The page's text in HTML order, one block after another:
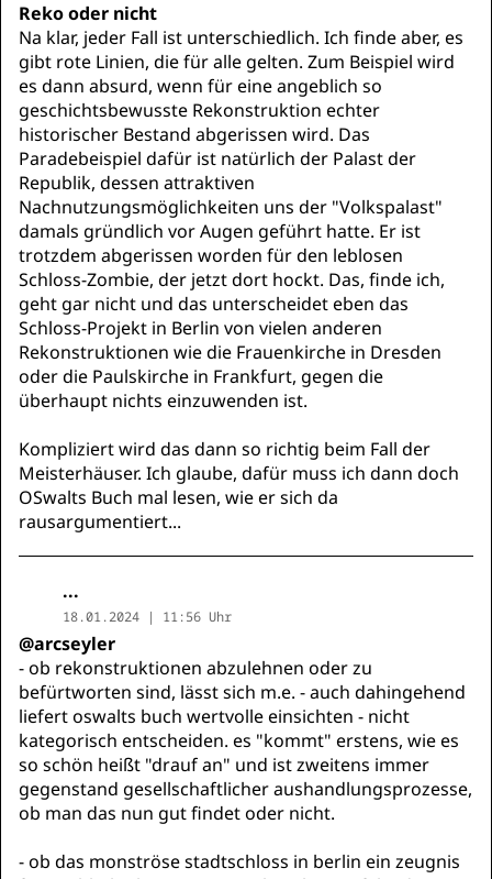
Reko oder nicht
Na klar, jeder Fall ist unterschiedlich. Ich finde aber, es
gibt rote Linien, die für alle gelten. Zum Beispiel wird
es dann absurd, wenn für eine angeblich so
geschichtsbewusste Rekonstruktion echter
historischer Bestand abgerissen wird. Das
Paradebeispiel dafür ist natürlich der Palast der
Republik, dessen attraktiven
Nachnutzungsmöglichkeiten uns der "Volkspalast"
damals gründlich vor Augen geführt hatte. Er ist
trotzdem abgerissen worden für den leblosen
Schloss-Zombie, der jetzt dort hockt. Das, finde ich,
geht gar nicht und das unterscheidet eben das
Schloss-Projekt in Berlin von vielen anderen
Rekonstruktionen wie die Frauenkirche in Dresden
oder die Paulskirche in Frankfurt, gegen die
überhaupt nichts einzuwenden ist.
Kompliziert wird das dann so richtig beim Fall der
Meisterhäuser. Ich glaube, dafür muss ich dann doch
OSwalts Buch mal lesen, wie er sich da
rausargumentiert...
...
18.01.2024 | 11:56 Uhr
@arcseyler
- ob rekonstruktionen abzulehnen oder zu
befürtworten sind, lässt sich m.e. - auch dahingehend
liefert oswalts buch wertvolle einsichten - nicht
kategorisch entscheiden. es "kommt" erstens, wie es
so schön heißt "drauf an" und ist zweitens immer
gegenstand gesellschaftlicher aushandlungsprozesse,
ob man das nun gut findet oder nicht.
- ob das monströse stadtschloss in berlin ein zeugnis